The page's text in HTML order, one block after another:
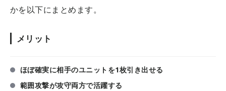
かを以下にまとめます。
メリット
ほぼ確実に相手のユニットを1枚引き出せる
範囲攻撃が攻守両方で活躍する